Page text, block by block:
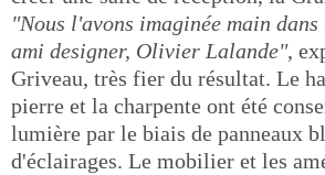
"Nous l'avons imaginée main
ami designer, Olivier Lalande",
Griveau, très fier du résultat. Le
pierre et la charpente ont été
lumière par le biais de panneaux
d'éclairages. Le mobilier et les